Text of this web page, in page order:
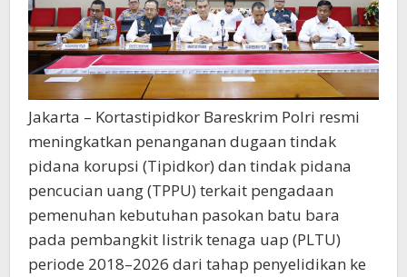
Jakarta – Kortastipidkor Bareskrim Polri resmi
meningkatkan penanganan dugaan tindak
pidana korupsi (Tipidkor) dan tindak pidana
pencucian uang (TPPU) terkait pengadaan
pemenuhan kebutuhan pasokan batu bara
pada pembangkit listrik tenaga uap (PLTU)
periode 2018–2026 dari tahap penyelidikan ke